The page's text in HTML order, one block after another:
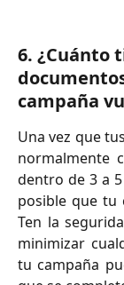
6. ¿Cuánto
campaña
Una vez que
normalmente
dentro de 3 a
posible que tu
Ten la
minimizar
tu campaña